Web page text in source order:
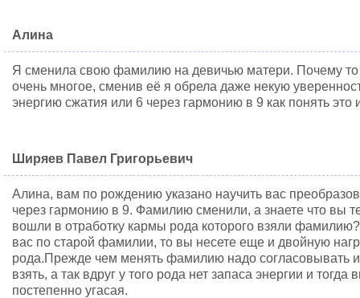
Алина
Я сменила свою фамилию на девичью матери. Почему
очень многое, сменив её я обрела даже некую
энергию сжатия или 6 через гармонию в 9 как понять
Ширяев Павел Григорьевич
Алина, вам по рождению указано научить вас
через гармонию в 9. Фамилию сменили, а знаете что вы
вошли в отработку кармы рода которого взяли
вас по старой фамилии, то вы несете еще и двойную
рода.Прежде чем менять фамилию надо согласовывать
взять, а так вдруг у того рода нет запаса энергии и
постепенно угасая.